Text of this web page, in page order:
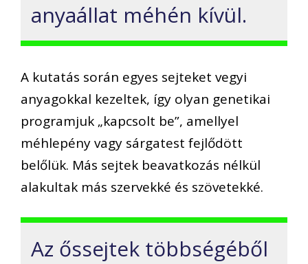
anyaállat méhén kívül.
A kutatás során egyes sejteket vegyi
anyagokkal kezeltek, így olyan genetikai
programjuk „kapcsolt be”, amellyel
méhlepény vagy sárgatest fejlődött
belőlük. Más sejtek beavatkozás nélkül
alakultak más szervekké és szövetekké.
Az őssejtek többségéből